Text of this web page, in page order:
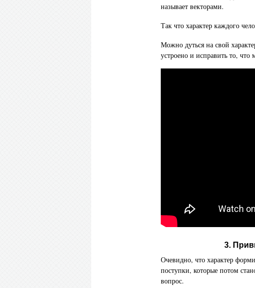
называет векторами.
Так что характер каждого
Можно дуться на свой
устроено и исправить то,
3.
Очевидно, что характер
поступки, которые потом
вопрос.